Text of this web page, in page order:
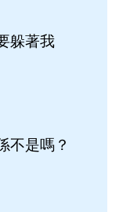
躲著我
不是嗎？